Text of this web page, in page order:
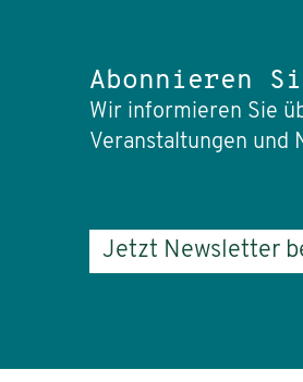
Abonnieren
Wir informieren Sie
Veranstaltungen und
Jetzt Newsletter